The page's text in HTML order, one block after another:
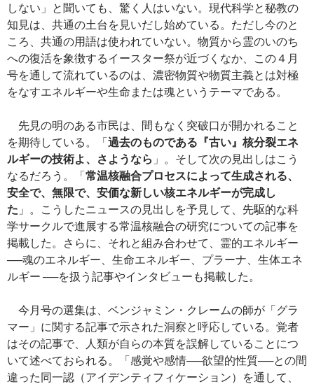
しない」と聞いても、驚く人はいない。現代科学と秘教の
知見は、共通の土台を見いだし始めている。ただし今のと
ころ、共通の用語は使われていない。物質から霊のいのち
への復活を象徴するイースター祭が近づくなか、この４月
号を通して流れているのは、濃密物質や物質主義とは対極
をなすエネルギーや生命または魂というテーマである。
先見の明のある市民は、間もなく突破口が開かれること
を期待している。「過去のものである『古い』核分裂エネ
ルギーの技術よ、さようなら 」。そして次の見出しはこう
なるだろう。「常温核融合プロセスによって生成される、
安全で、無限で、安価な新しい核エネルギーが完成し
た 」。こうしたニュースの見出しを予見して、先駆的な科
学サークルで進展する常温核融合の研究についての記事を
掲載した。さらに、それと組み合わせて、霊的エネルギー
──魂のエネルギー、生命エネルギー、プラーナ、生体エネ
ルギー ──を扱う記事やインタビューも掲載した。
今月号の選集は、ベンジャミン・クレームの師が「グラ
マー」に関する記事で示された洞察と呼応している。覚者
はその記事で、人類が自らの本質を誤解していることにつ
いて述べておられる。「感覚や感情──欲望的性質──との間
違った同一認（アイデンティフィケーション）を通して、